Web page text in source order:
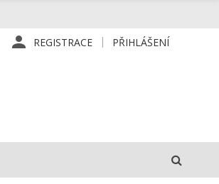
REGISTRACE PŘIHLÁŠENÍ